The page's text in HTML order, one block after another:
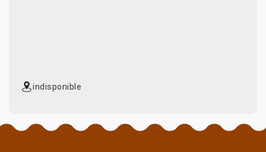
indisponible